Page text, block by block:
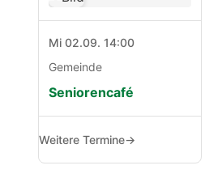
Mi 02.09. 14:00
Gemeinde
Seniorencafé
Weitere Termine→